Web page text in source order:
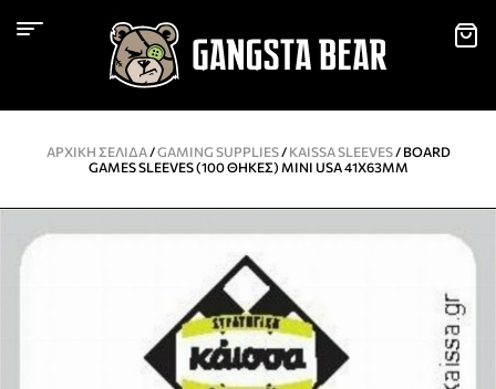
ΑΡΧΙΚΉ ΣΕΛΊΔΑ/GAMING SUPPLIES/ KAISSA SLEEVES/ BOARD
GAMES SLEEVES (100 ΘΉΚΕΣ) MINI USA 41X63MM